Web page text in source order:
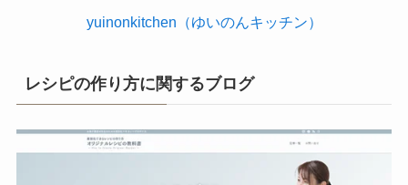
yuinonkitchen（ゆいのんキッチン）
レシピの作り方に関するブログ